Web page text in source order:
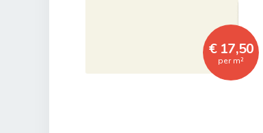
€ 17,50
per m²